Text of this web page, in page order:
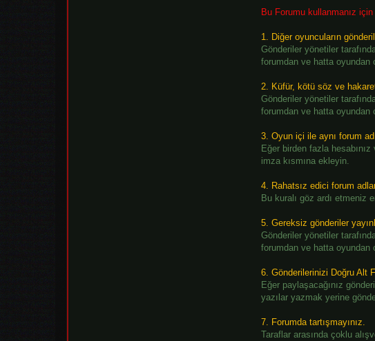
Bu Forumu kullanmanız
1. Diğer oyuncuların
Gönderiler yönetiler
forumdan ve hatta oyundan
2. Küfür, kötü söz ve
Gönderiler yönetiler
forumdan ve hatta oyundan
3. Oyun içi ile aynı forum
Eğer birden fazla hesabınız
imza kısmına ekleyin.
4. Rahatsız edici forum
Bu kuralı göz ardı etmeniz
5. Gereksiz gönderiler
Gönderiler yönetiler
forumdan ve hatta oyundan
6. Gönderilerinizi Doğru Alt
Eğer paylaşacağınız
yazılar yazmak yerine
7. Forumda tartışmayınız.
Taraflar arasında çoklu